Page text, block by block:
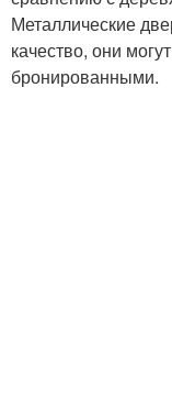
Металлические
качество, они
бронированными.